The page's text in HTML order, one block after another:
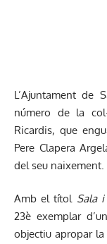
L’Ajuntament de
número de la
Ricardis, que
Pere Clapera
del seu naixement.
Amb el títol Sala
23è exemplar
objectiu apropar